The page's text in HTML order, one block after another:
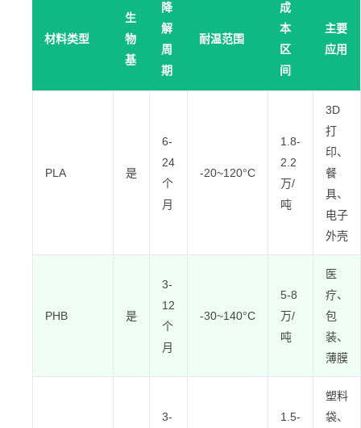
材料类型
生
物
基
降
解
周
期
耐温范围
成
本
区
间
主要
应用
PLA 是
6-
24
个
月
-20~120°C
1.8-
2.2
万/
吨
3D
打
印、
餐
具、
电子
外壳
PHB 是
3-
12
个
月
-30~140°C
5-8
万/
吨
医
疗、
包
装、
薄膜
3-
1.5-
塑料
袋、